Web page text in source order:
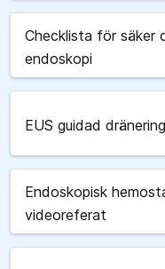
Checklista för säker
endoskopi
EUS guidad
Endoskopisk
videoreferat